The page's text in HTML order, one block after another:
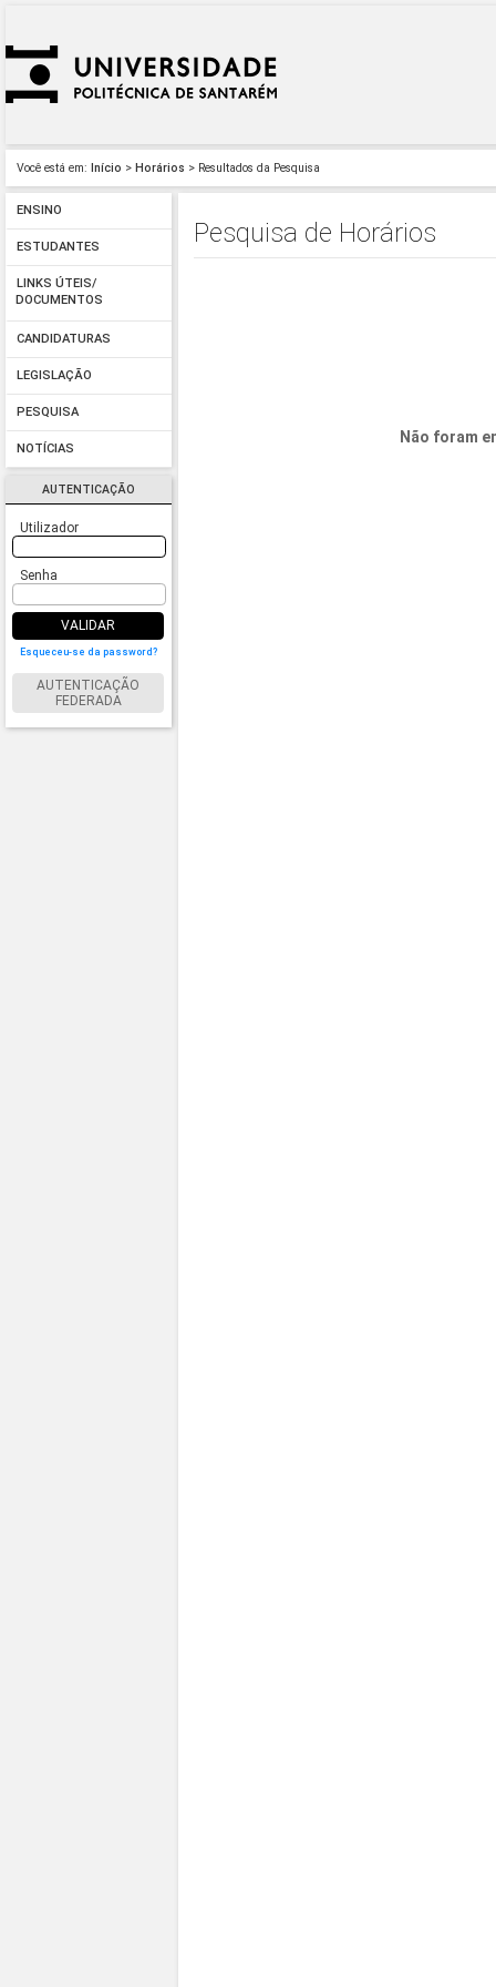
Você está em: Início > Horários > Resultados da Pesquisa
ENSINO
ESTUDANTES
LINKS ÚTEIS/
DOCUMENTOS
CANDIDATURAS
LEGISLAÇÃO
PESQUISA
NOTÍCIAS
AUTENTICAÇÃO
Utilizador
Senha
VALIDAR
Esqueceu-se da password?
AUTENTICAÇÃO
FEDERADA
Pesquisa de Horários
Não foram